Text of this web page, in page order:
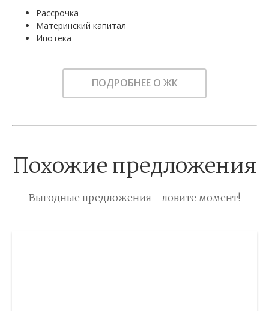
Рассрочка
Материнский капитал
Ипотека
ПОДРОБНЕЕ О ЖК
Похожие предложения
Выгодные предложения - ловите момент!